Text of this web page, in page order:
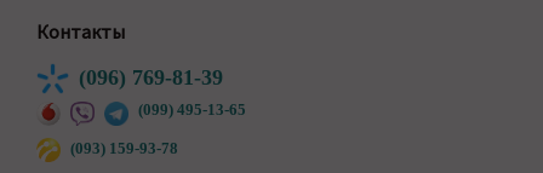
Контакты
(096) 769-81-39
(099) 495-13-65
(093) 159-93-78